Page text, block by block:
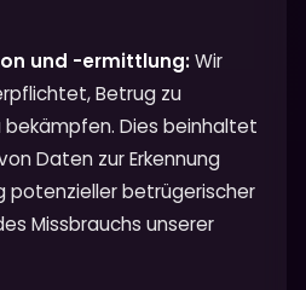
und -ermittlung:Wir
Betrug zu
bekämpfen. Dies beinhaltet
Daten zur Erkennung
potenzieller betrügerischer
Missbrauchs unserer